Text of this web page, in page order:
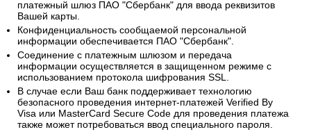
платежный шлюз ПАО "Сбербанк" для ввода реквизитов
Вашей карты.
Конфиденциальность сообщаемой персональной
информации обеспечивается ПАО "Сбербанк".
Соединение с платежным шлюзом и передача
информации осуществляется в защищенном режиме с
использованием протокола шифрования SSL.
В случае если Ваш банк поддерживает технологию
безопасного проведения интернет-платежей Verified By
Visa или MasterCard Secure Code для проведения платежа
также может потребоваться ввод специального пароля.